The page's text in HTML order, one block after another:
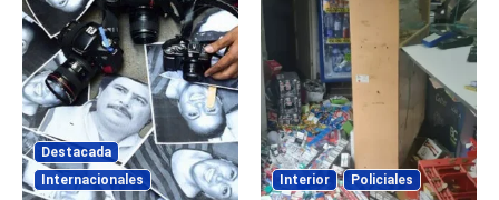
Destacada
Internacionales
Interior Policiales